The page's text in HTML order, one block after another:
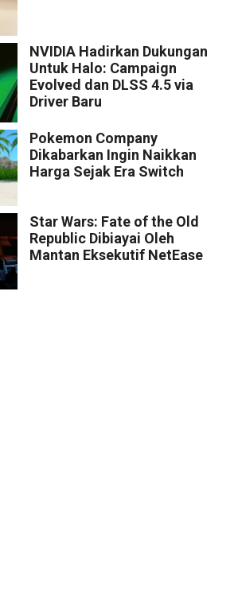
NVIDIA Hadirkan Dukungan
Untuk Halo: Campaign
Evolved dan DLSS 4.5 via
Driver Baru
Pokemon Company
Dikabarkan Ingin Naikkan
Harga Sejak Era Switch
Star Wars: Fate of the Old
Republic Dibiayai Oleh
Mantan Eksekutif NetEase